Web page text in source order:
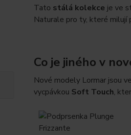
Tato stálá kolekce je ve
Naturale pro ty, které milují
Co je jiného v
Nové modely Lormar jsou
vycpávkou Soft Touch,